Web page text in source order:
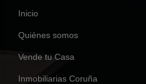
Inicio
Quiénes somos
Vende tu Casa
Inmobiliarias Coruña